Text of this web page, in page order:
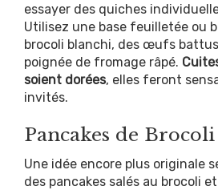
essayer des quiches
Utilisez une base feuilletée ou
brocoli blanchi, des œufs
poignée de fromage râpé.
soient dorées, elles feront
invités.
Pancakes de
Une idée encore plus originale
des pancakes salés au brocoli